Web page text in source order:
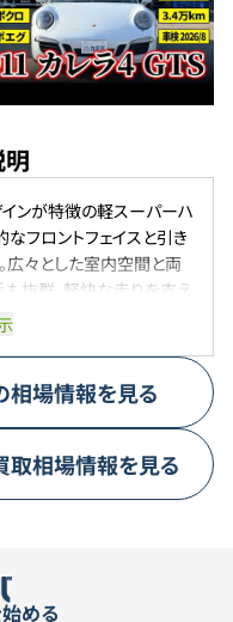
ンが特徴の軽スーパーハ
なフロントフェイスと引き
広々とした室内空間と両
も抜群。軽快な走りを支え
ーズな加速を両立し、街
相場情報を見る
取相場情報を見る
める